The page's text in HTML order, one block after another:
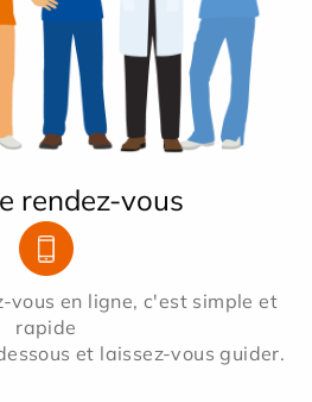
rendez-vous
vous en ligne, c'est simple et
rapide
et laissez-vous guider.